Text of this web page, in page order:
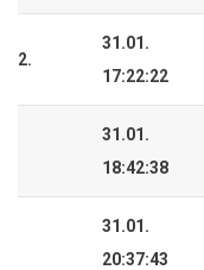
2.
31.01.
17:22:22
31.01.
18:42:38
31.01.
20:37:43